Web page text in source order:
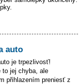
auto
je trpezlivosť!
jej chyba, ale
přihlazením preniesť z